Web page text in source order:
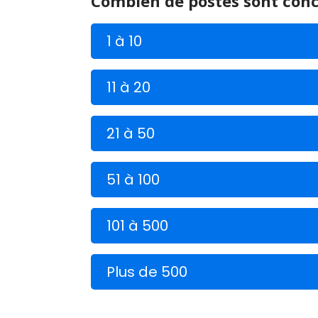
1 à 10
11 à 20
21 à 50
51 à 100
101 à 500
Plus de 500